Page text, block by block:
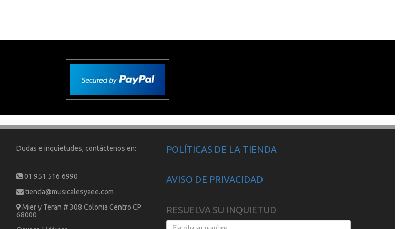
Dudas e inquietudes, contáctenos en:
01 951 516 6990
tienda@musicalesyaee.com
Mier y Teran # 308 Colonia Centro CP
68000
POLÍTICAS DE LA TIENDA
AVISO DE PRIVACIDAD
RESUELVA SU INQUIETUD